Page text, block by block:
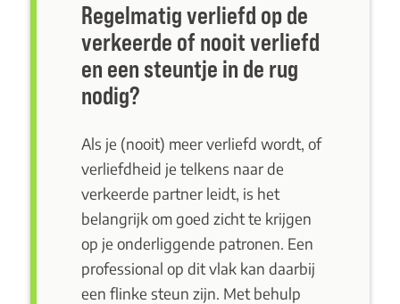
Regelmatig verliefd op de
verkeerde of nooit verliefd
en een steuntje in de rug
nodig?
Als je (nooit) meer verliefd wordt, of
verliefdheid je telkens naar de
verkeerde partner leidt, is het
belangrijk om goed zicht te krijgen
op je onderliggende patronen. Een
professional op dit vlak kan daarbij
een flinke steun zijn. Met behulp